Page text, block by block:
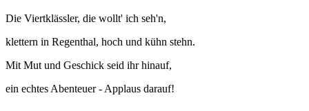
Die Viertklässler, die wollt' ich seh'n,
klettern in Regenthal, hoch und kühn stehn.
Mit Mut und Geschick seid ihr hinauf,
ein echtes Abenteuer - Applaus darauf!